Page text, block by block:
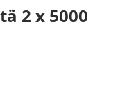
2 x 5000